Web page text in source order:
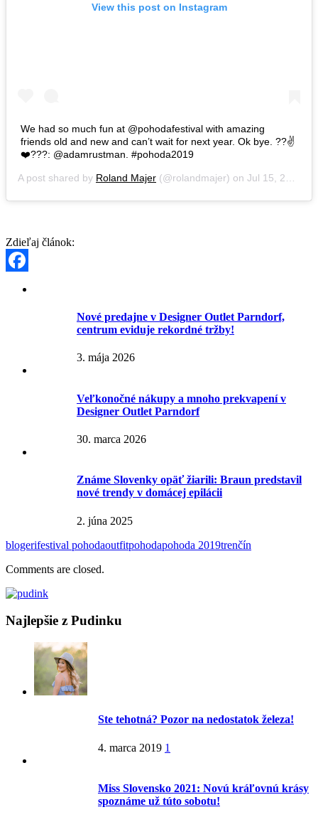
View this post on Instagram
We had so much fun at @pohodafestival with amazing
friends old and new and can’t wait for next year. Ok bye. ??✌️
❤️???: @adamrustman. #pohoda2019
A post shared by Roland Majer (@rolandmajer) on Jul 15, 2019 at 11:28pm PDT
Zdieľaj článok:
Nové predajne v Designer Outlet Parndorf,
centrum eviduje rekordné tržby!
3. mája 2026
Veľkonočné nákupy a mnoho prekvapení v
Designer Outlet Parndorf
30. marca 2026
Známe Slovenky opäť žiarili: Braun predstavil
nové trendy v domácej epilácii
2. júna 2025
blogerifestival pohodaoutfitpohodapohoda 2019trenčín
Comments are closed.
Najlepšie z Pudinku
Ste tehotná? Pozor na nedostatok železa!
4. marca 2019 1
Miss Slovensko 2021: Novú kráľovnú krásy
spoznáme už túto sobotu!